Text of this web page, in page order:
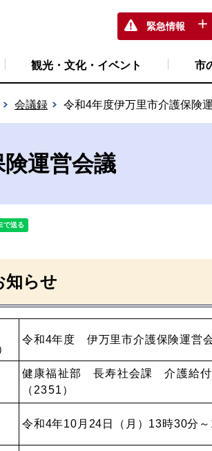
緊急情報
観光・文化・イベント 市
会議録 令和4年度伊万里市介護保険
運営会議
知らせ
令和4年度 伊万里市介護保険運営
健康福祉部 長寿社会課 介護給
（2351）
令和4年10月24日（月）13時30分